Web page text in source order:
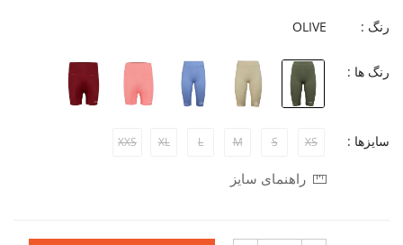
رنگ : OLIVE
رنگ ها :
سایزها : XS
S
M
L
XL
XXS
راهنمای سایز